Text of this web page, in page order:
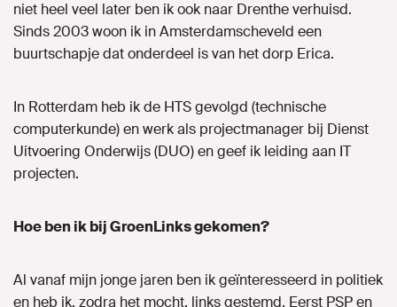
niet heel veel later ben ik ook naar Drenthe verhuisd.
Sinds 2003 woon ik in Amsterdamscheveld een
buurtschapje dat onderdeel is van het dorp Erica.
In Rotterdam heb ik de HTS gevolgd (technische
computerkunde) en werk als projectmanager bij Dienst
Uitvoering Onderwijs (DUO) en geef ik leiding aan IT
projecten.
Hoe ben ik bij GroenLinks gekomen?
Al vanaf mijn jonge jaren ben ik geïnteresseerd in politiek
en heb ik, zodra het mocht, links gestemd. Eerst PSP en